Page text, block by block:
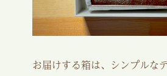
お届けする箱は、シンプルな